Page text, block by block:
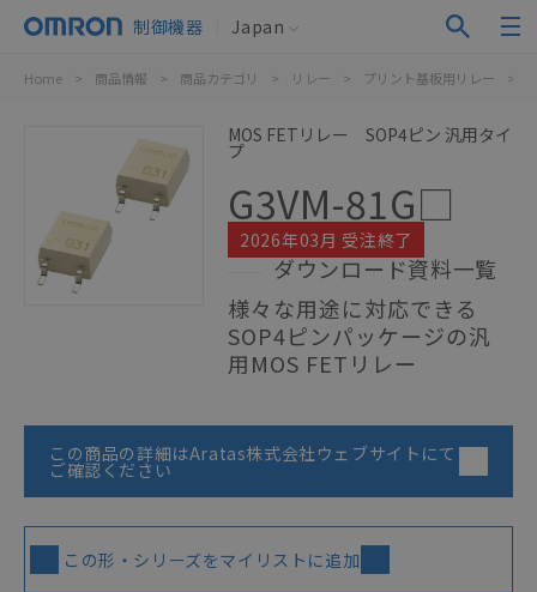
制御機器 Japan
Home > 商品情報 > 商品カテゴリ > リレー > プリント基板用リレー >
MOS FETリレー SOP4ピン 汎用タイ
プ
G3VM-81G□
2026年03月 受注終了
ダウンロード資料一覧
様々な用途に対応できる
SOP4ピンパッケージの汎
用MOS FETリレー
この商品の詳細はAratas株式会社ウェブサイトにて
ご確認ください
この形・シリーズをマイリストに追加